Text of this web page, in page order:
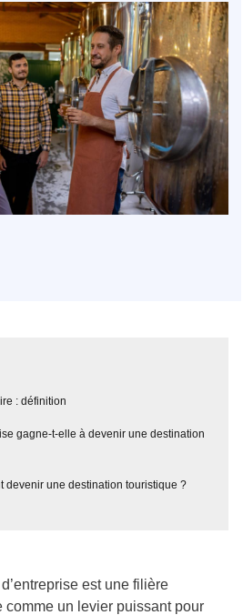
: définition
gagne-t-elle à devenir une destination
devenir une destination touristique ?
est une filière
comme un levier puissant pour